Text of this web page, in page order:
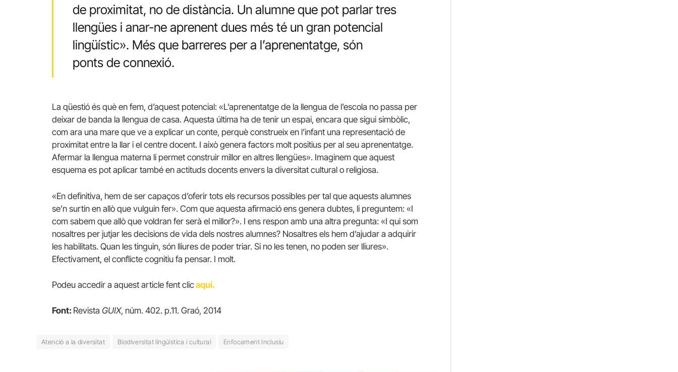
de proximitat, no de distància. Un alumne que pot parlar tres
llengües i anar-ne aprenent dues més té un gran potencial
lingüístic». Més que barreres per a l’aprenentatge, són
ponts de connexió.
La qüestió és què en fem, d’aquest potencial: «L’aprenentatge de la llengua de l’escola no passa per
deixar de banda la llengua de casa. Aquesta última ha de tenir un espai, encara que sigui simbòlic,
com ara una mare que ve a explicar un conte, perquè construeix en l’infant una representació de
proximitat entre la llar i el centre docent. I això genera factors molt positius per al seu aprenentatge.
Afermar la llengua materna li permet construir millor en altres llengües». Imaginem que aquest
esquema es pot aplicar també en actituds docents envers la diversitat cultural o religiosa.
«En definitiva, hem de ser capaços d’oferir tots els recursos possibles per tal que aquests alumnes
se’n surtin en allò que vulguin fer». Com que aquesta afirmació ens genera dubtes, li preguntem: «I
com sabem que allò que voldran fer serà el millor?». I ens respon amb una altra pregunta: «I qui som
nosaltres per jutjar les decisions de vida dels nostres alumnes? Nosaltres els hem d’ajudar a adquirir
les habilitats. Quan les tinguin, són lliures de poder triar. Si no les tenen, no poden ser lliures».
Efectivament, el conflicte cognitiu fa pensar. I molt.
Podeu accedir a aquest article fent clicaquí.
Font: Revista GUIX, núm. 402. p.11. Graó, 2014
Atenció a la diversitat Biodiversitat lingüística i cultural Enfocament Inclusiu